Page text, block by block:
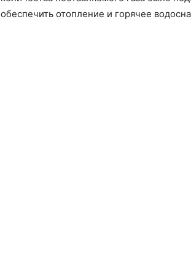
обеспечить отопление и горячее